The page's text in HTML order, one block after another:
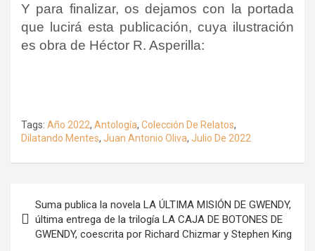
Y para finalizar, os dejamos con la portada
que lucirá esta publicación, cuya ilustración
es obra de Héctor R. Asperilla:
Tags: Año 2022, Antología, Colección De Relatos,
Dilatando Mentes, Juan Antonio Oliva, Julio De 2022
de
entradas
Suma publica la novela LA ÚLTIMA MISIÓN DE GWENDY,
última entrega de la trilogía LA CAJA DE BOTONES DE
GWENDY, coescrita por Richard Chizmar y Stephen King